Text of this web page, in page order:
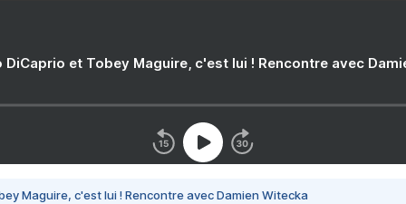
DiCaprio et Tobey Maguire, c'est lui ! Rencontre avec
Maguire, c'est lui ! Rencontre avec Damien Witecka